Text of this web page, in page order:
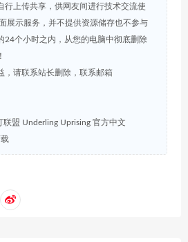
行上传共享，供网友间进行技术交流使
展示服务，并不提供资源储存也不参与
24个小时之内，从您的电脑中彻底删除
，请联系站长删除，联系邮箱
联盟 Underling Uprising 官方中文